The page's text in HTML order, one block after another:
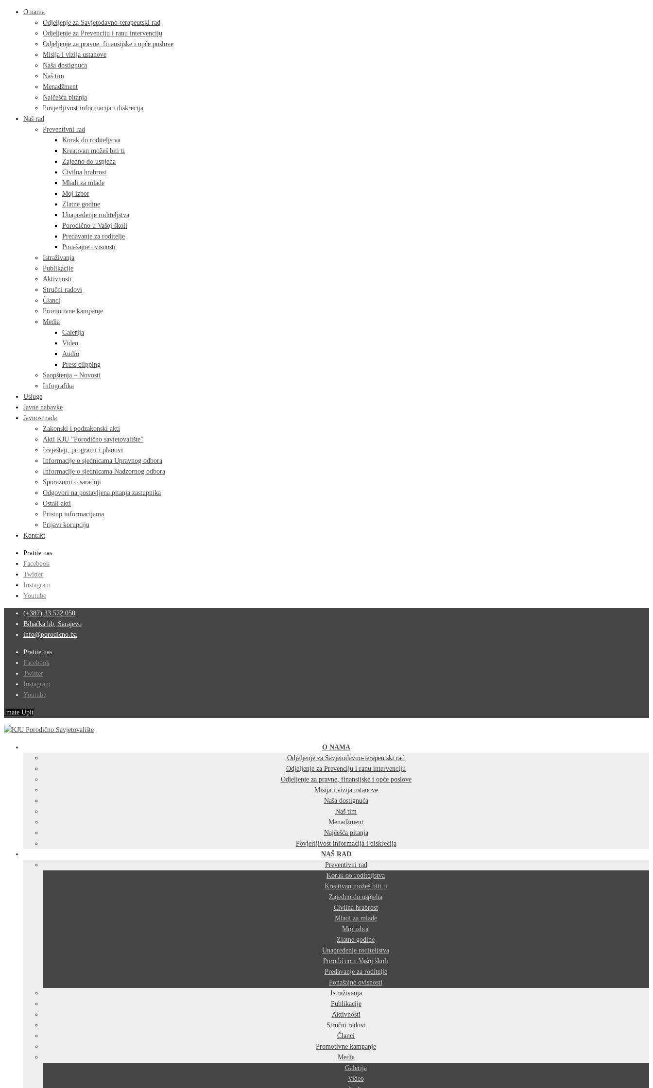
O nama
Odjeljenje za Savjetodavno-terapeutski rad
Odjeljenje za Prevenciju i ranu intervenciju
Odjeljenje za pravne, finansijske i opće poslove
Misija i vizija ustanove
Naša dostignuća
Naš tim
Menadžment
Najčešća pitanja
Povjerljivost informacija i diskrecija
Naš rad
Preventivni rad
Korak do roditeljstva
Kreativan možeš biti ti
Zajedno do uspjeha
Civilna hrabrost
Mladi za mlade
Moj izbor
Zlatne godine
Unapređenje roditeljstva
Porodično u Vašoj školi
Predavanje za roditelje
Ponašajne ovisnosti
Istraživanja
Publikacije
Aktivnosti
Stručni radovi
Članci
Promotivne kampanje
Media
Galerija
Video
Audio
Press clipping
Saopštenja – Novosti
Infografika
Usluge
Javne nabavke
Javnost rada
Zakonski i podzakonski akti
Akti KJU ”Porodično savjetovalište”
Izvještaji, programi i planovi
Informacije o sjednicama Upravnog odbora
Informacije o sjednicama Nadzornog odbora
Sporazumi o saradnji
Odgovori na postavljena pitanja zastupnika
Ostali akti
Pristup informacijama
Prijavi korupciju
Kontakt
Pratite nas
Facebook
Twitter
Instagram
Youtube
(+387) 33 572 050
Bihaćka bb, Sarajevo
info@porodicno.ba
Pratite nas
Facebook
Twitter
Instagram
Youtube
Imate Upit
O NAMA
Odjeljenje za Savjetodavno-terapeutski rad
Odjeljenje za Prevenciju i ranu intervenciju
Odjeljenje za pravne, finansijske i opće poslove
Misija i vizija ustanove
Naša dostignuća
Naš tim
Menadžment
Najčešća pitanja
Povjerljivost informacija i diskrecija
NAŠ RAD
Preventivni rad
Korak do roditeljstva
Kreativan možeš biti ti
Zajedno do uspjeha
Civilna hrabrost
Mladi za mlade
Moj izbor
Zlatne godine
Unapređenje roditeljstva
Porodično u Vašoj školi
Predavanje za roditelje
Ponašajne ovisnosti
Istraživanja
Publikacije
Aktivnosti
Stručni radovi
Članci
Promotivne kampanje
Media
Galerija
Video